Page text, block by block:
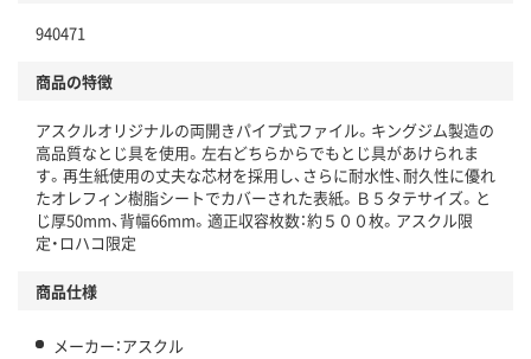
仕組
アスクルで資源循環している
温室効果ガスなどの削減
この商品の環境配慮ポイントです。下記商品詳細「
940471
商品の特徴
アスクルオリジナルの両開きパイプ式ファイル。キングジム製造の
高品質なとじ具を使用。左右どちらからでもとじ具があけられま
す。再生紙使用の丈夫な芯材を採用し、さらに耐水性、耐久性に優れ
たオレフィン樹脂シートでカバーされた表紙。Ｂ５タテサイズ。と
じ厚50mm、背幅66mm。適正収容枚数：約５００枚。アスクル限
定・ロハコ限定
商品仕様
メーカー：アスクル